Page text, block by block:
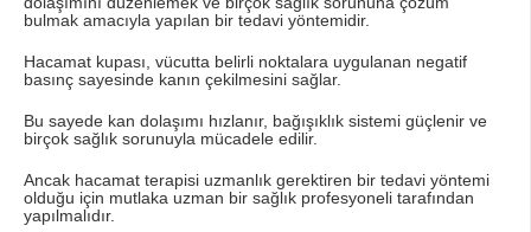
bulmak amacıyla yapılan bir tedavi yöntemidir.
Hacamat kupası, vücutta belirli noktalara uygulanan negatif
basınç sayesinde kanın çekilmesini sağlar.
Bu sayede kan dolaşımı hızlanır, bağışıklık sistemi güçlenir ve
birçok sağlık sorunuyla mücadele edilir.
Ancak hacamat terapisi uzmanlık gerektiren bir tedavi yöntemi
olduğu için mutlaka uzman bir sağlık profesyoneli tarafından
yapılmalıdır.